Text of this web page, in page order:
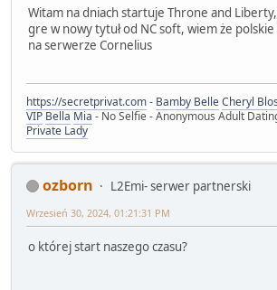
Witam na dniach startuje Throne and
gre w nowy tytuł od NC soft, wiem że
na serwerze Cornelius
https://secretprivat.com- Bamby BelleCheryl
VIP Bella Mia - No Selfie - Anonymous Adult
Private Lady
ozborn
L2Emi- serwer partnerski
Wrzesień 30, 2024, 01:21:31 PM
o której start naszego czasu?